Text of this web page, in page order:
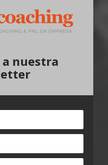
nuestra